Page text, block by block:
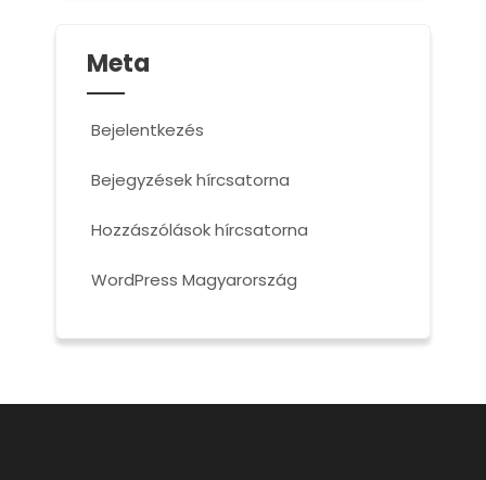
Meta
Bejelentkezés
Bejegyzések hírcsatorna
Hozzászólások hírcsatorna
WordPress Magyarország